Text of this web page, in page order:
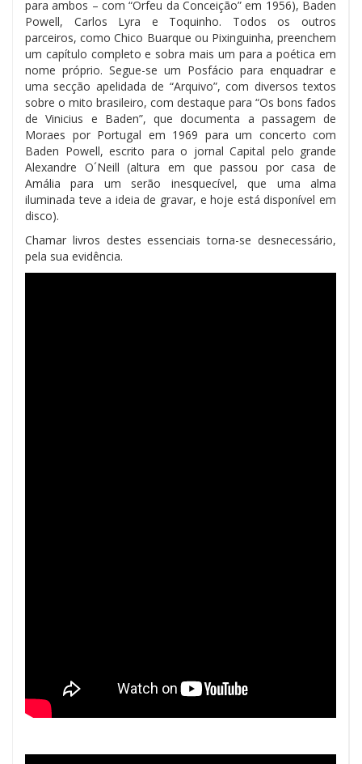
para ambos – com “Orfeu da Conceição” em 1956), Baden
Powell, Carlos Lyra e Toquinho. Todos os outros
parceiros, como Chico Buarque ou Pixinguinha, preenchem
um capítulo completo e sobra mais um para a poética em
nome próprio. Segue-se um Posfácio para enquadrar e
uma secção apelidada de “Arquivo”, com diversos textos
sobre o mito brasileiro, com destaque para “Os bons fados
de Vinicius e Baden”, que documenta a passagem de
Moraes por Portugal em 1969 para um concerto com
Baden Powell, escrito para o jornal Capital pelo grande
Alexandre O´Neill (altura em que passou por casa de
Amália para um serão inesquecível, que uma alma
iluminada teve a ideia de gravar, e hoje está disponível em
disco).
Chamar livros destes essenciais torna-se desnecessário,
pela sua evidência.